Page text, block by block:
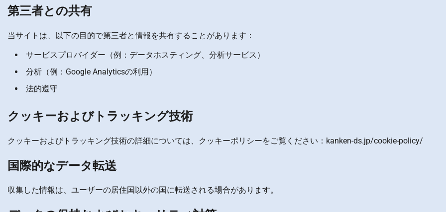
第三者との共有
当サイトは、以下の目的で第三者と情報を共有することがあります：
サービスプロバイダー（例：データホスティング、分析サービス）
分析（例：Google Analyticsの利用）
法的遵守
クッキーおよびトラッキング技術
クッキーおよびトラッキング技術の詳細については、クッキーポリシーをご覧ください：kanken-ds.jp/cookie-policy/
国際的なデータ転送
収集した情報は、ユーザーの居住国以外の国に転送される場合があります。